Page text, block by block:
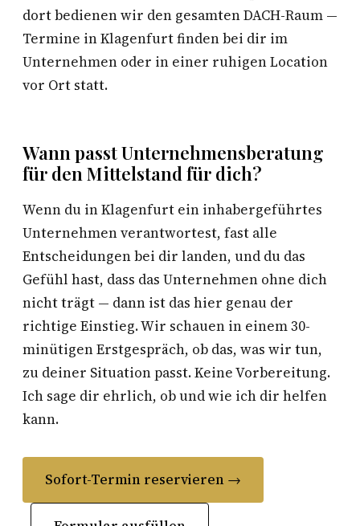
dort bedienen wir den gesamten DACH-Raum —
Termine in Klagenfurt finden bei dir im
Unternehmen oder in einer ruhigen Location
vor Ort statt.
Wann passt Unternehmensberatung
für den Mittelstand für dich?
Wenn du in Klagenfurt ein inhabergeführtes
Unternehmen verantwortest, fast alle
Entscheidungen bei dir landen, und du das
Gefühl hast, dass das Unternehmen ohne dich
nicht trägt — dann ist das hier genau der
richtige Einstieg. Wir schauen in einem 30-
minütigen Erstgespräch, ob das, was wir tun,
zu deiner Situation passt. Keine Vorbereitung.
Ich sage dir ehrlich, ob und wie ich dir helfen
kann.
Sofort-Termin reservieren →